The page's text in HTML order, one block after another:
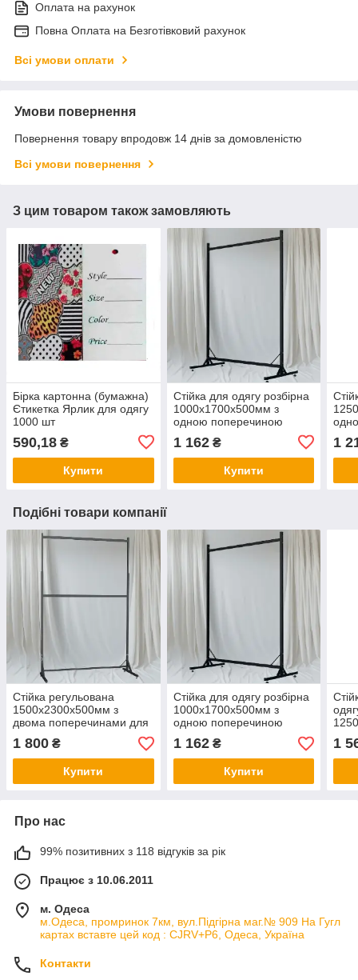
Оплата на рахунок
Повна Оплата на Безготівковий рахунок
Всі умови оплати
Умови повернення
Повернення товару впродовж 14 днів за домовленістю
Всі умови повернення
З цим товаром також замовляють
Бірка картонна (бумажна)
Єтикетка Ярлик для одягу
1000 шт
590,18 ₴
Купити
Стійка для одягу розбірна
1000х1700х500мм з
одною поперечиною
1 162₴
Купити
1
Подібні товари компанії
Стійка регульована
1500х2300х500мм з
двома поперечинами для
одягу розбірна чорна
1 800 ₴
Купити
Стійка для одягу розбірна
1000х1700х500мм з
одною поперечиною
чорна не регульована
1 162₴
Купити
1
Про нас
99% позитивних з 118 відгуків за рік
Працює з 10.06.2011
м. Одеса
м.Одеса, промринок 7км, вул.Підгірна маг.№ 909 На Гугл
картах вставте цей код : CJRV+P6, Одеса, Україна
Контакти